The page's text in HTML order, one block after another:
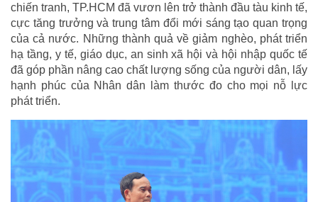
chiến tranh, TP.HCM đã vươn lên trở thành đầu tàu kinh tế,
cực tăng trưởng và trung tâm đổi mới sáng tạo quan trọng
của cả nước. Những thành quả về giảm nghèo, phát triển
hạ tầng, y tế, giáo dục, an sinh xã hội và hội nhập quốc tế
đã góp phần nâng cao chất lượng sống của người dân, lấy
hạnh phúc của Nhân dân làm thước đo cho mọi nỗ lực
phát triển.